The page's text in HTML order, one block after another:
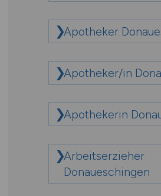
Apotheker
Apotheker/in
Apothekerin
Arbeitserzieher
Donaueschingen